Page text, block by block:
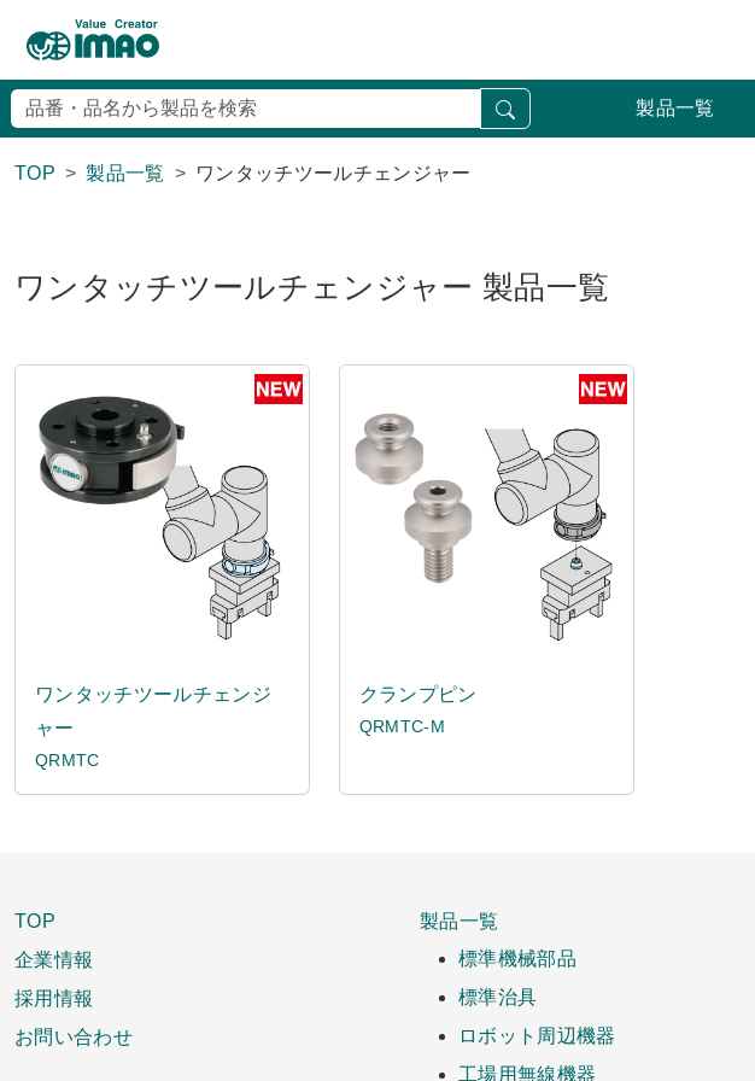
製品一覧
TOP 製品一覧 ワンタッチツールチェンジャー
ワンタッチツールチェンジャー 製品一覧
ワンタッチツールチェンジ
ャー
QRMTC
クランプピン
QRMTC-M
TOP
企業情報
採用情報
お問い合わせ
製品一覧
標準機械部品
標準治具
ロボット周辺機器
工場用無線機器